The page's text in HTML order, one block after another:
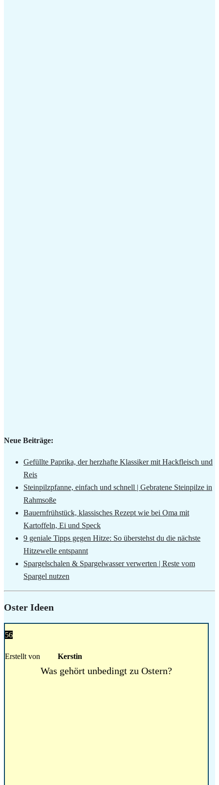
Neue Beiträge:
Gefüllte Paprika, der herzhafte Klassiker mit Hackfleisch und
Reis
Steinpilzpfanne, einfach und schnell | Gebratene Steinpilze in
Rahmsoße
Bauernfrühstück, klassisches Rezept wie bei Oma mit
Kartoffeln, Ei und Speck
9 geniale Tipps gegen Hitze: So überstehst du die nächste
Hitzewelle entspannt
Spargelschalen & Spargelwasser verwerten | Reste vom
Spargel nutzen
Oster Ideen
56
Erstellt von Kerstin
Was gehört unbedingt zu Ostern?